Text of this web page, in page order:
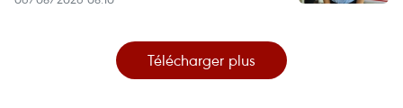
Télécharger plus